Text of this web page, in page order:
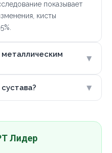
показывает
кисты
▾
▾
Лидер